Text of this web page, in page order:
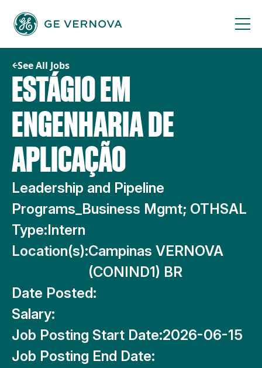
content
See All Jobs
ESTÁGIO EM
ENGENHARIA DE
APLICAÇÃO
Leadership and Pipeline
Programs_Business Mgmt; OTHSAL
Type:Intern
Location(s):Campinas VERNOVA
(CONIND1) BR
Date Posted:
Salary:
Job Posting Start Date:2026-06-15
Job Posting End Date: